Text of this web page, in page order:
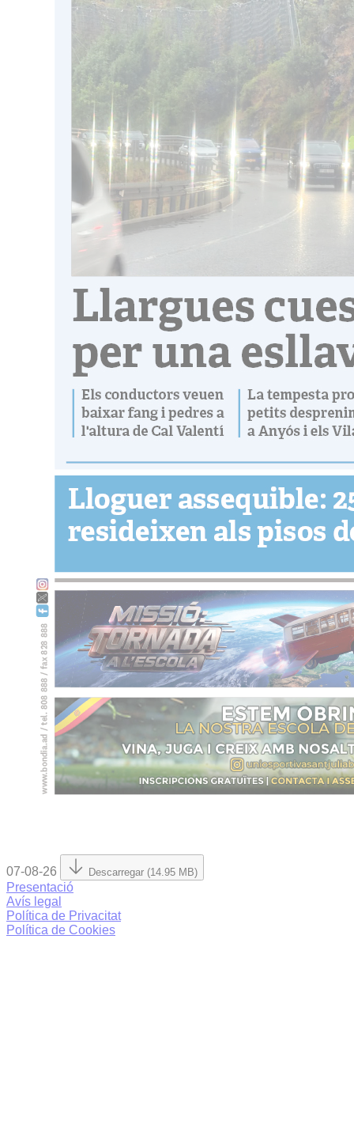
07-08-26 Descarregar (14.95 MB)
Presentació
Avís legal
Política de Privacitat
Política de Cookies